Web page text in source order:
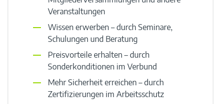
Veranstaltungen
Wissen erwerben – durch Seminare,
Schulungen und Beratung
Preisvorteile erhalten – durch
Sonderkonditionen im Verbund
Mehr Sicherheit erreichen – durch
Zertifizierungen im Arbeitsschutz